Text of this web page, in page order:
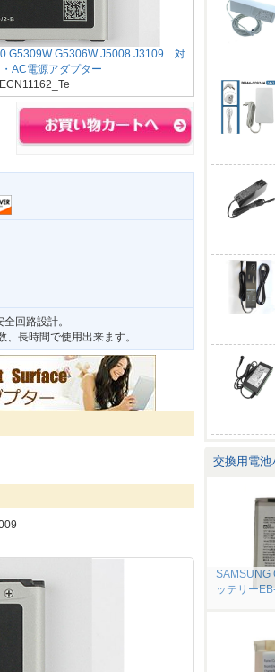
G5309W G5306W J5008 J3109 ...対
AC電源アダプター
回路設計。
長時間で使用出来ます。
交換用電池
SAMSUNG
ッテリー